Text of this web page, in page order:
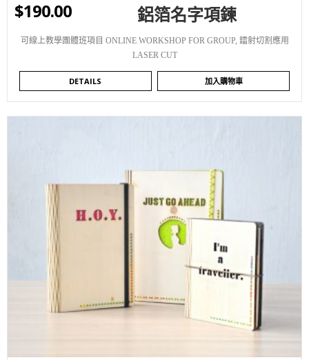
$190.00 鋁箔名字項鍊
可線上教學團體班項目 ONLINE WORKSHOP FOR GROUP, 鐳射切割應用
LASER CUT
DETAILS 加入購物車